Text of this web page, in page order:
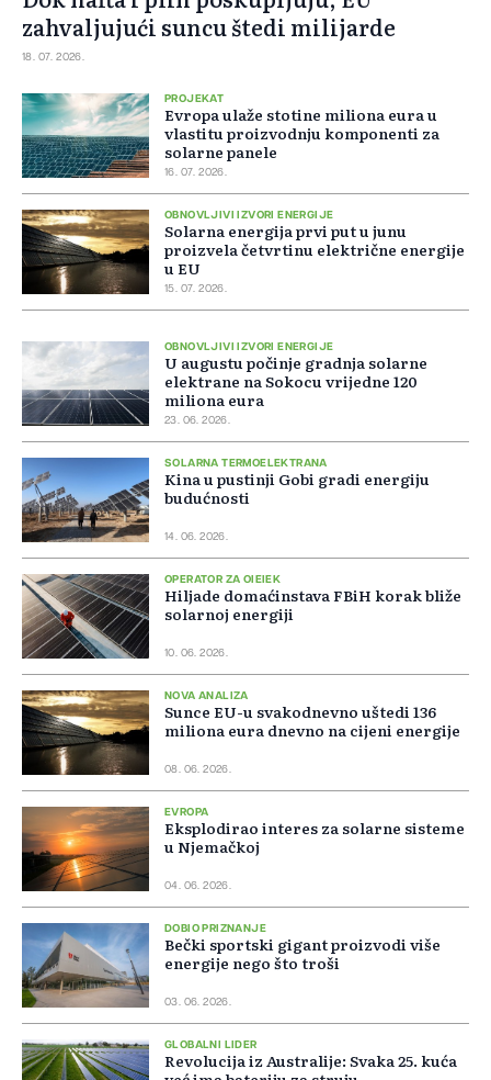
zahvaljujući suncu štedi milijarde
18. 07. 2026.
PROJEKAT
Evropa ulaže stotine miliona eura u
vlastitu proizvodnju komponenti za
solarne panele
16. 07. 2026.
OBNOVLJIVI IZVORI ENERGIJE
Solarna energija prvi put u junu
proizvela četvrtinu električne energije
u EU
15. 07. 2026.
OBNOVLJIVI IZVORI ENERGIJE
U augustu počinje gradnja solarne
elektrane na Sokocu vrijedne 120
miliona eura
23. 06. 2026.
SOLARNA TERMOELEKTRANA
Kina u pustinji Gobi gradi energiju
budućnosti
14. 06. 2026.
OPERATOR ZA OIEIEK
Hiljade domaćinstava FBiH korak bliže
solarnoj energiji
10. 06. 2026.
NOVA ANALIZA
Sunce EU-u svakodnevno uštedi 136
miliona eura dnevno na cijeni energije
08. 06. 2026.
EVROPA
Eksplodirao interes za solarne sisteme
u Njemačkoj
04. 06. 2026.
DOBIO PRIZNANJE
Bečki sportski gigant proizvodi više
energije nego što troši
03. 06. 2026.
GLOBALNI LIDER
Revolucija iz Australije: Svaka 25. kuća